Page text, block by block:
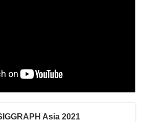
Asia 2021